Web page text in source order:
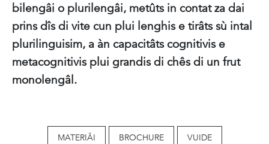
bilengâi o plurilengâi, metûts in contat za dai
prins dîs di vite cun plui lenghis e tirâts sù intal
plurilinguisim, a àn capacitâts cognitivis e
metacognitivis plui grandis di chês di un frut
monolengâl.
MATERIÂI BROCHURE VUIDE